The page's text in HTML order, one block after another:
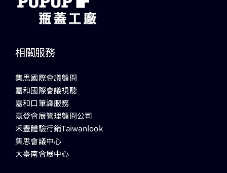
相關服務
集思國際會議顧問
嘉和國際會議視聽
嘉和口筆譯服務
嘉登會展管理顧問公司
禾豐體驗行銷Taiwanlook
集思會議中心
大臺南會展中心